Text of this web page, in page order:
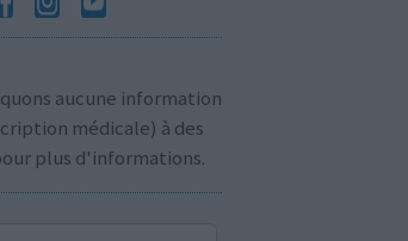
aucune information
médicale) à des
plus d'informations.